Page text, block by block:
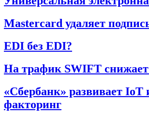
Mastercard удаляет
EDI без EDI?
На трафик SWIFT
«Сбербанк» развивает IoT
факторинг